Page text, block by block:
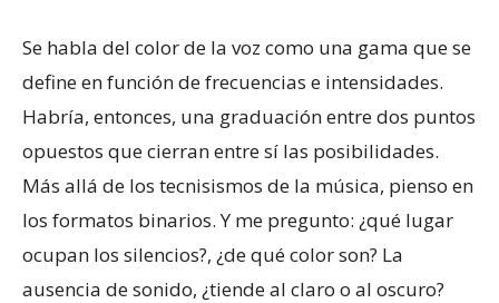
Se habla del color de la voz como una gama que se
define en función de frecuencias e intensidades.
Habría, entonces, una graduación entre dos puntos
opuestos que cierran entre sí las posibilidades.
Más allá de los tecnisismos de la música, pienso en
los formatos binarios. Y me pregunto: ¿qué lugar
ocupan los silencios?, ¿de qué color son? La
ausencia de sonido, ¿tiende al claro o al oscuro?